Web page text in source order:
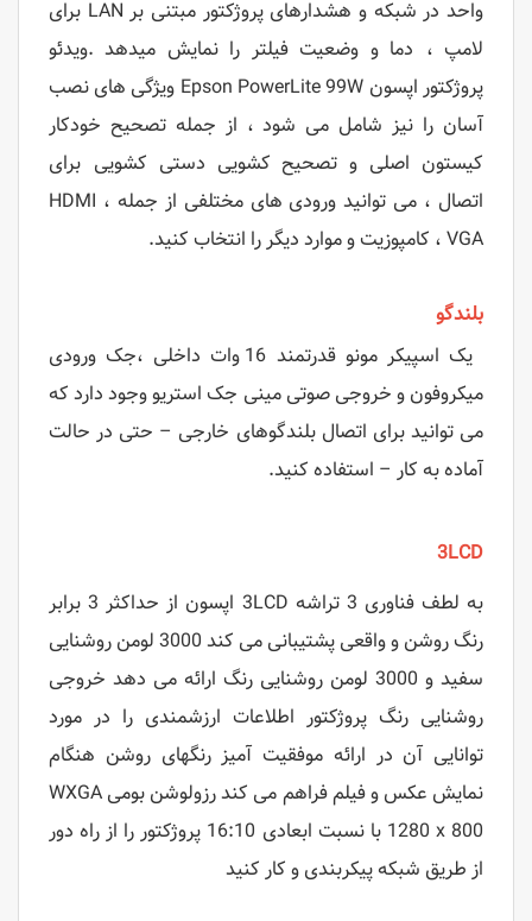
واحد در شبکه و هشدارهای پروژکتور مبتنی بر LAN برای
لامپ ، دما و وضعیت فیلتر را نمایش میدهد .ویدئو
پروژکتور اپسون Epson PowerLite 99W ویژگی های نصب
آسان را نیز شامل می شود ، از جمله تصحیح خودکار
کیستون اصلی و تصحیح کشویی دستی کشویی برای
اتصال ، می توانید ورودی های مختلفی از جمله HDMI ،
VGA ، کامپوزیت و موارد دیگر را انتخاب کنید.
بلندگو
یک اسپیکر مونو قدرتمند 16 وات داخلی ،جک ورودی
میکروفون و خروجی صوتی مینی جک استریو وجود دارد که
می توانید برای اتصال بلندگوهای خارجی – حتی در حالت
آماده به کار – استفاده کنید.
3LCD
به لطف فناوری 3 تراشه 3LCD اپسون از حداکثر 3 برابر
رنگ روشن و واقعی پشتیبانی می کند 3000 لومن روشنایی
سفید و 3000 لومن روشنایی رنگ ارائه می دهد خروجی
روشنایی رنگ پروژکتور اطلاعات ارزشمندی را در مورد
توانایی آن در ارائه موفقیت آمیز رنگهای روشن هنگام
نمایش عکس و فیلم فراهم می کند رزولوشن بومی WXGA
1280 x 800 با نسبت ابعادی 16:10 پروژکتور را از راه دور
از طریق شبکه پیکربندی و کار کنید